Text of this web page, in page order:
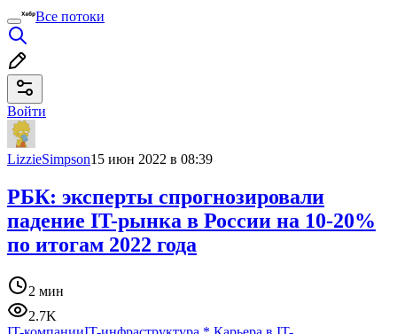
Все потоки
Войти
LizzieSimpson15 июн 2022 в 08:39
РБК: эксперты спрогнозировали
падение IT-рынка в России на 10-20%
по итогам 2022 года
2 мин
2.7K